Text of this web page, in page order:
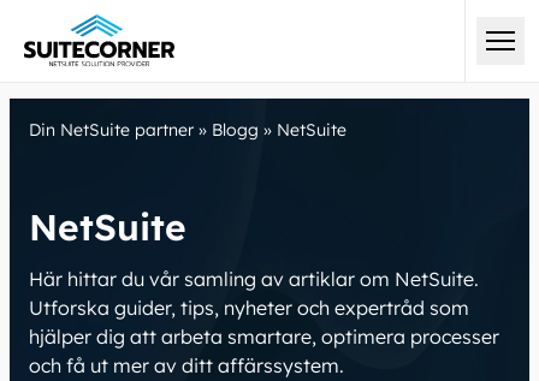
Din NetSuite partner » Blogg » NetSuite
NetSuite
Här hittar du vår samling av artiklar om NetSuite.
Utforska guider, tips, nyheter och expertråd som
hjälper dig att arbeta smartare, optimera processer
och få ut mer av ditt affärssystem.